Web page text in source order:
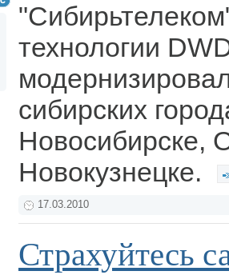
технологии
сибирских
Новосибирске,
Новокузнецке.
17.03.2010
Страхуйтесь